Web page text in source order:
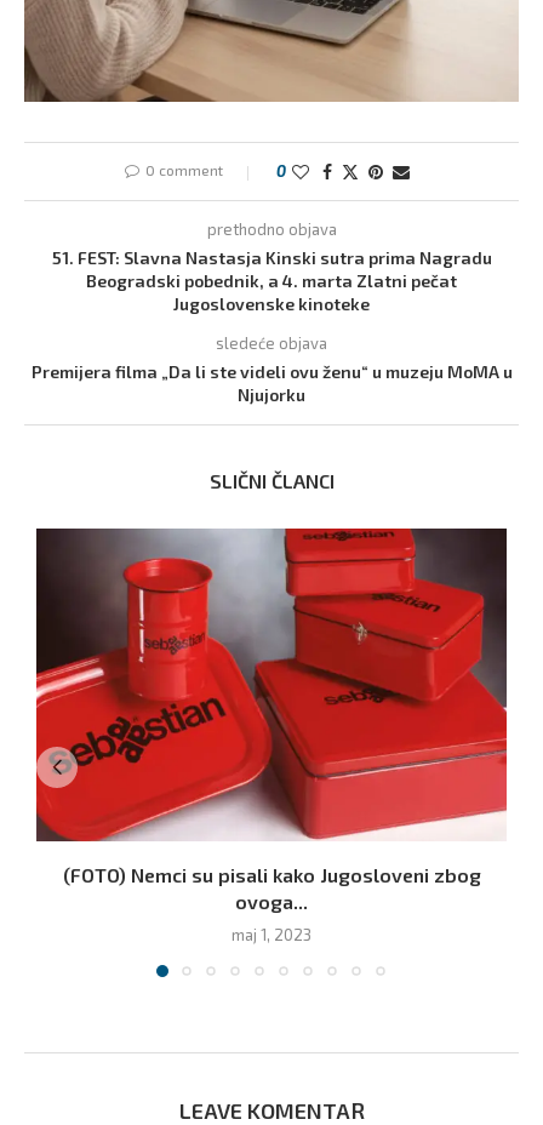
0 comment 0
prethodno objava
51. FEST: Slavna Nastasja Kinski sutra prima Nagradu
Beogradski pobednik, a 4. marta Zlatni pečat
Jugoslovenske kinoteke
sledeće objava
Premijera filma „Da li ste videli ovu ženu“ u muzeju MoMA u
Njujorku
SLIČNI ČLANCI
(FOTO) Nemci su pisali kako Jugosloveni zbog
ovoga...
maj 1, 2023
LEAVE KOMENTAR